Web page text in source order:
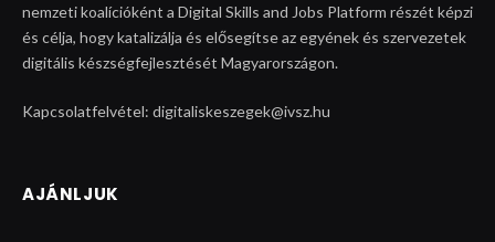
nemzeti koalícióként a Digital Skills and Jobs Platform részét képzi
és célja, hogy katalizálja és elősegítse az egyének és szervezetek
digitális készségfejlesztését Magyarországon.
Kapcsolatfelvétel: digitaliskeszegek@ivsz.hu
AJÁNLJUK